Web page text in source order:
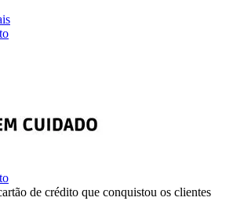
de crédito que conquistou os clientes